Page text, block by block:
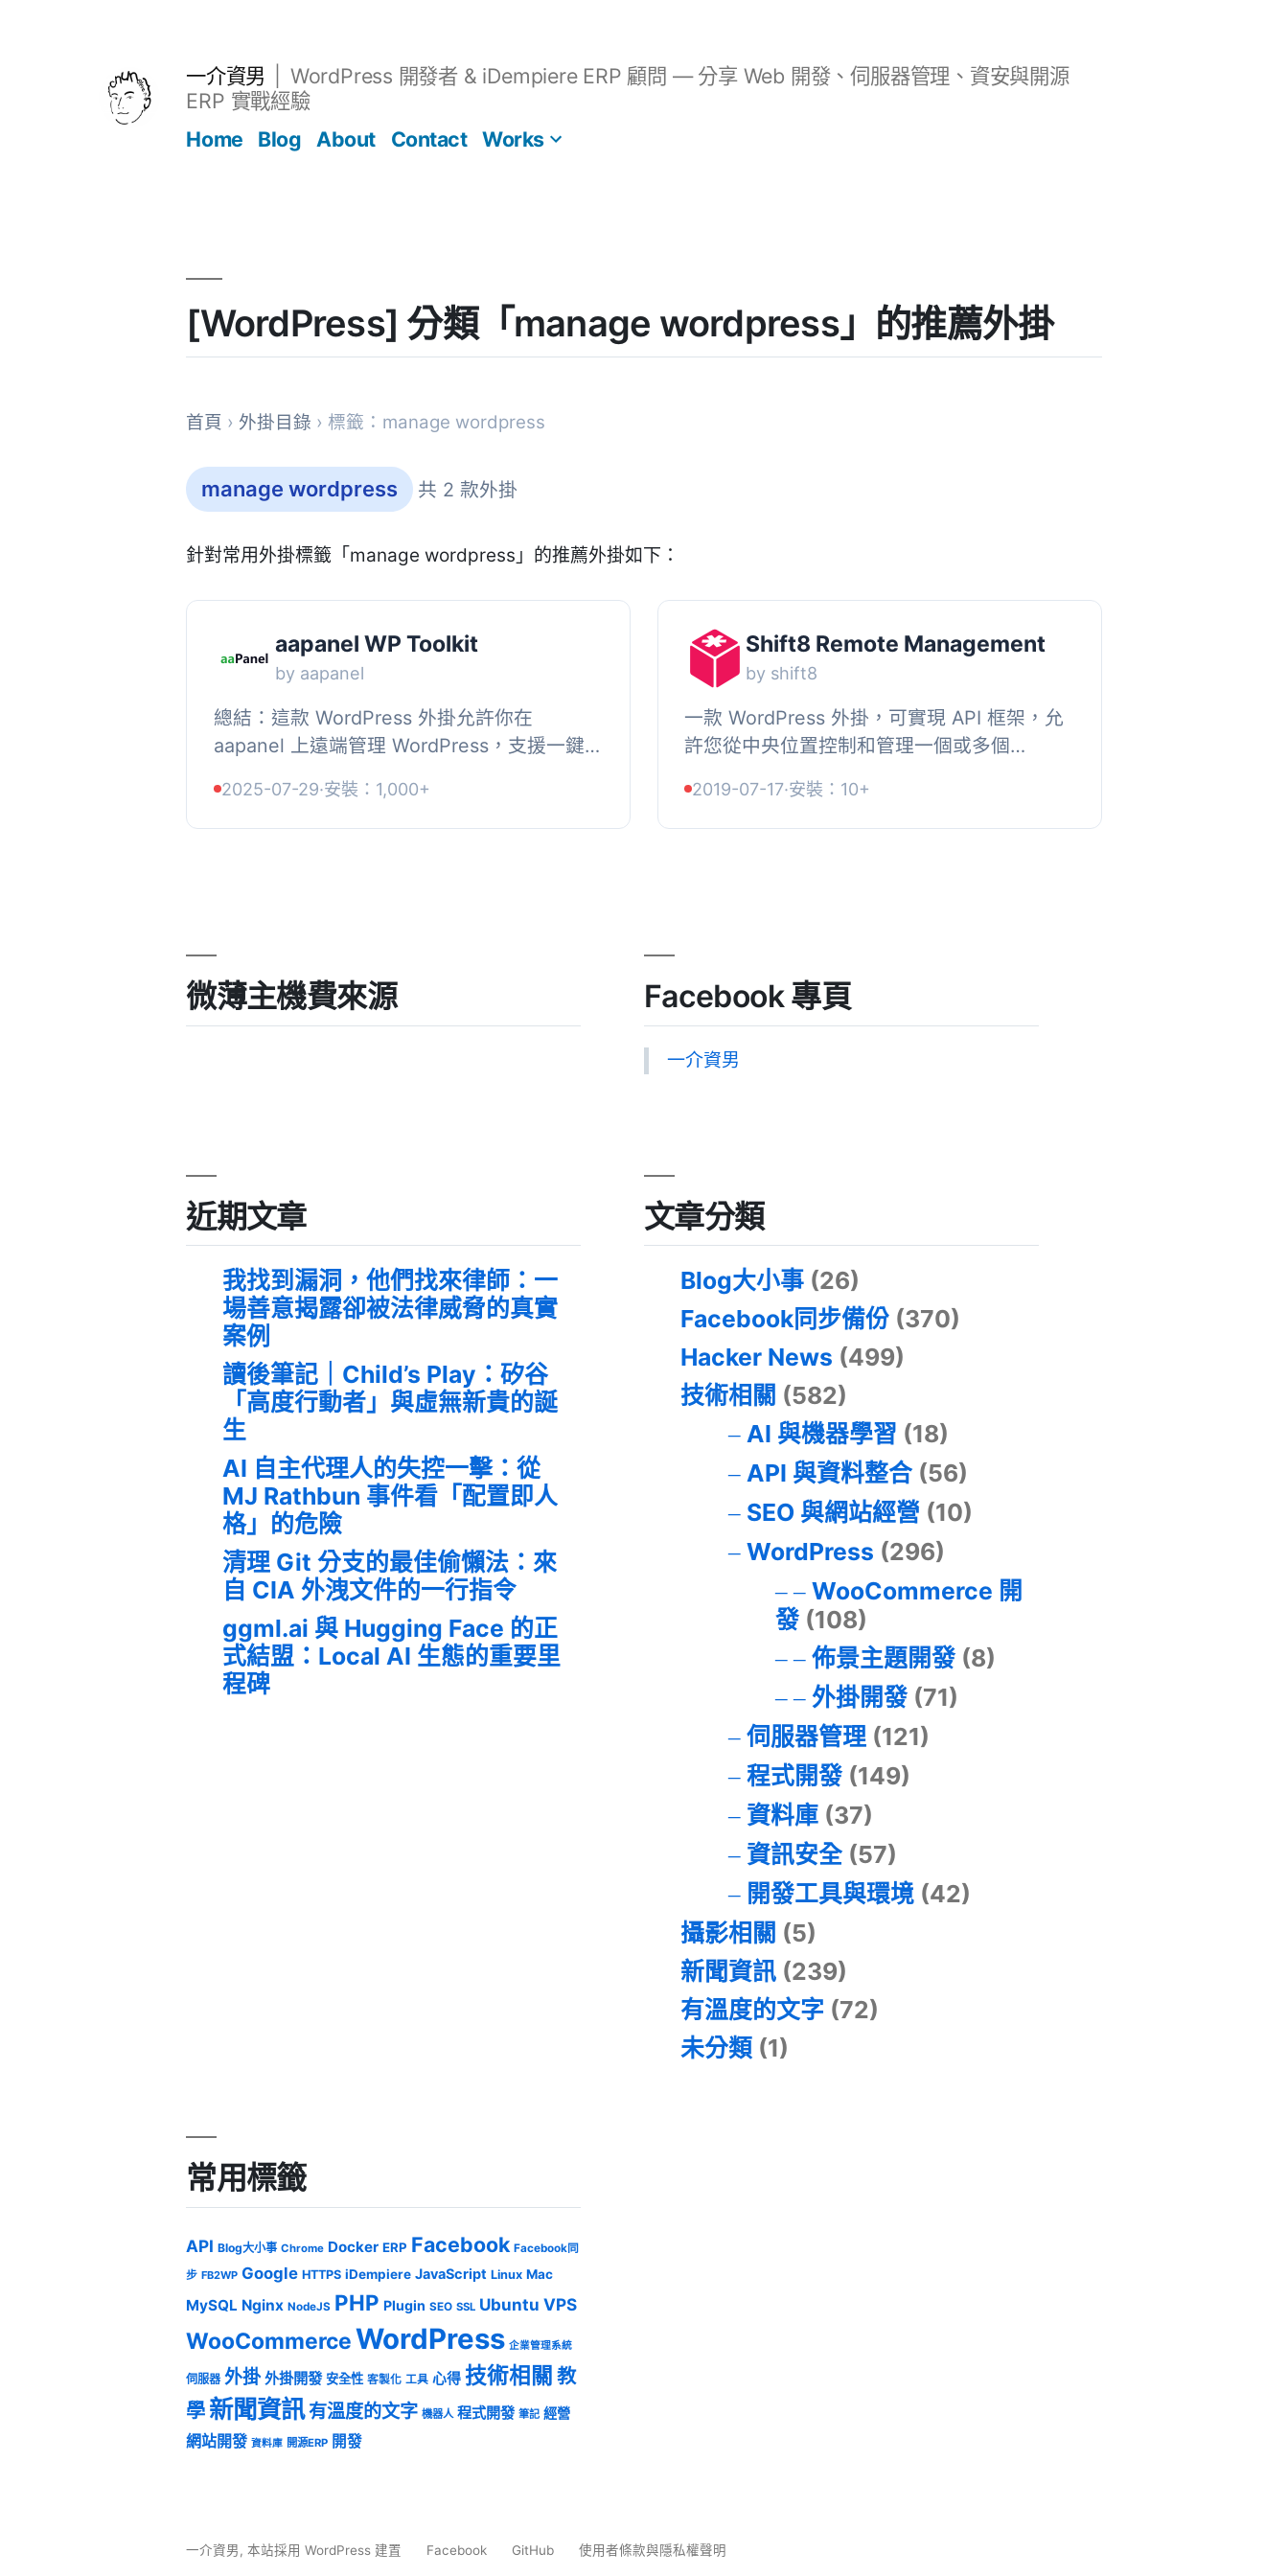
一介資男
WordPress 開發者 & iDempiere ERP 顧問 — 分享 Web 開發、伺服器管理、資安與開源
ERP 實戰經驗
Home
Blog About Contact Works
[WordPress] 分類「manage wordpress」的推薦外掛
首頁 › 外掛目錄 › 標籤：manage wordpress
manage wordpress 共 2 款外掛
針對常用外掛標籤「manage wordpress」的推薦外掛如下：
aapanel WP Toolkit
by aapanel
總結：這款 WordPress 外掛允許你在
aapanel 上遠端管理 WordPress，支援一鍵
WordPress 外掛讓你可以在哪裡遠...
2025-07-29·安裝：1,000+
Shift8 Remote Management
by shift8
一款 WordPress 外掛，可實現 API 框架，允
許您從中央位置控制和管理一個或多個
創建自己的網頁界面與您的 WordPress...
2019-07-17·安裝：10+
微薄主機費來源 Facebook 專頁
一介資男
近期文章
我找到漏洞，他們找來律師：一
場善意揭露卻被法律威脅的真實
案例
讀後筆記｜Child’s Play：矽谷
「高度行動者」與虛無新貴的誕
生
AI 自主代理人的失控一擊：從
MJ Rathbun 事件看「配置即人
格」的危險
清理 Git 分支的最佳偷懶法：來
自 CIA 外洩文件的一行指令
ggml.ai 與 Hugging Face 的正
式結盟：Local AI 生態的重要里
程碑
文章分類
Blog大小事 (26)
Facebook同步備份 (370)
Hacker News (499)
技術相關 (582)
AI 與機器學習 (18)
API 與資料整合(56)
SEO 與網站經營 (10)
WordPress (296)
WooCommerce 開
發(108)
佈景主題開發(8)
外掛開發(71)
伺服器管理(121)
程式開發(149)
資料庫(37)
資訊安全(57)
開發工具與環境(42)
攝影相關 (5)
新聞資訊 (239)
有溫度的文字 (72)
未分類 (1)
常用標籤
API Blog大小事 Chrome Docker ERP Facebook Facebook同
步 FB2WP Google HTTPS iDempiere JavaScript Linux Mac
MySQL Nginx NodeJS PHP Plugin SEO SSL Ubuntu VPS
WooCommerceWordPress 企業管理系統
伺服器 外掛 外掛開發 安全性 客製化 工具 心得 技術相關 教
學 新聞資訊有溫度的文字 機器人 程式開發 筆記 經營
網站開發 資料庫 開源ERP 開發
一介資男,本站採用 WordPress 建置 Facebook GitHub 使用者條款與隱私權聲明